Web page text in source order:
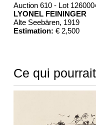
Auction 610 - Lot
LYONEL FEININGER
Alte Seebären, 1919
Estimation: € 2,500
Ce qui